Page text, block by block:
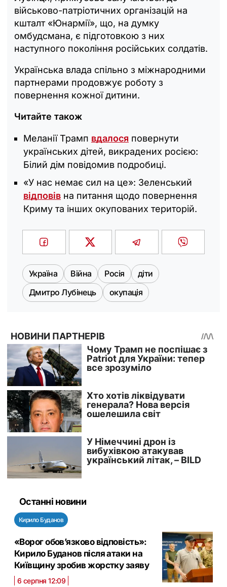
військово-патріотичних організацій на
кшталт «Юнармії», що, на думку
омбудсмана, є підготовкою з них
наступного покоління російських солдатів.
Українська влада спільно з міжнародними
партнерами продовжує роботу з
повернення кожної дитини.
Читайте також
Меланії Трамп вдалося повернути
українських дітей, викрадених росією:
Білий дім повідомив подробиці.
«У нас немає сил на це»: Зеленський
відповів на питання щодо повернення
Криму та інших окупованих територій.
Україна Війна Росія
діти
Дмитро Лубінець
окупація
Останні новини
Кирило Буданов
«Ворог обов’язково відповість»:
Кирило Буданов після атаки на
Київщину зробив жорстку заяву
6 серпня 12:09